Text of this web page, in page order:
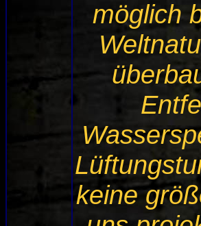
möglich
keine